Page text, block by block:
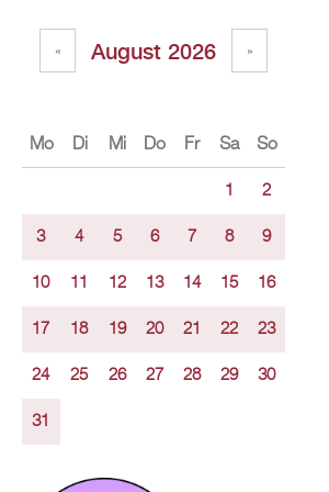
Au­gust 2026
« »
Mo Di Mi Do Fr Sa So
1 2
3 4 5 6 7 8 9
10 11 12 13 14 15 16
17 18 19 20 21 22 23
24 25 26 27 28 29 30
31